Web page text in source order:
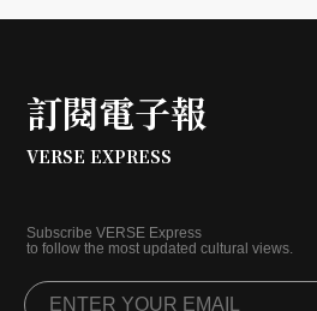
訂閱電子報
VERSE EXPRESS
Subscribe VERSE Express
to follow the most updated cultural views.